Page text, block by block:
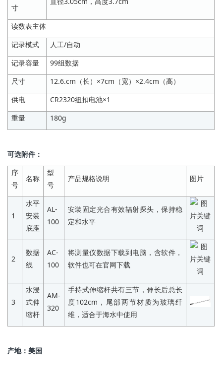
寸
读数表主体
记录模式
人工/自动
记录容量
99组数据
尺寸
12.6.cm（长）×7cm（宽）×2.4cm（高）
供电
CR2320纽扣电池×1
重量
180g
可选附件：
序
号
名称
型
号
产品规格说明 图片
1
水平
安装
底座
AL-
100
安装固定光合有效辐射探头，保持稳
定和水平
2
数据
线
AC-
100
将测量仪数据下载到电脑，含软件，
软件也可在官网下载
3
水浸
式伸
缩杆
AM-
320
手持式伸缩杆共有三节，伸长后总长
度102cm，尾部两节材质为玻璃纤
维，适合于海水中使用
产地：美国